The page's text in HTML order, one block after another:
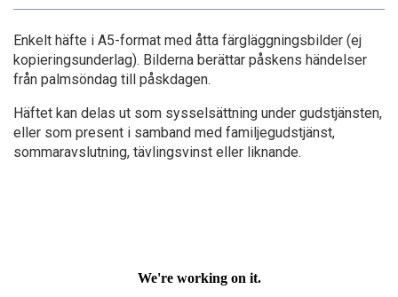
Enkelt häfte i A5-format med åtta färgläggningsbilder (ej
kopieringsunderlag). Bilderna berättar påskens händelser
från palmsöndag till påskdagen.
Häftet kan delas ut som sysselsättning under gudstjänsten,
eller som present i samband med familjegudstjänst,
sommaravslutning, tävlingsvinst eller liknande.